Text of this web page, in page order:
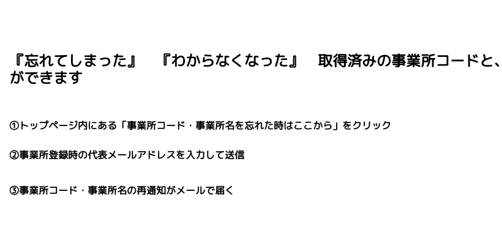
『忘れてしまった』 『わからなくなった』 取得済みの事業所コードと
ができます
①トップページ内にある「事業所コード・事業所名を忘れた時はここから」をクリック
②事業所登録時の代表メールアドレスを入力して送信
③事業所コード・事業所名の再通知がメールで届く